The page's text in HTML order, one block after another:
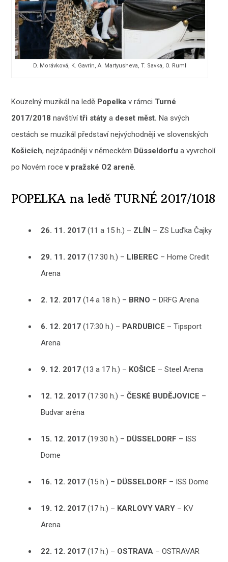
D. Morávková, K. Gavrin, A. Martyusheva, T. Savka, O. Ruml
Kouzelný muzikál na ledě Popelka v rámci Turné
2017/2018 navštívítři státy a deset měst.Na svých
cestách se muzikál představí nejvýchodněji ve slovenských
Košicích, nejzápadněji v německém Düsseldorfu a vyvrcholí
po Novém rocev pražské O2 areně.
POPELKA na ledě TURNÉ 2017/1018
26. 11. 2017(11 a 15 h.) – ZLÍN – ZS Luďka Čajky
29. 11. 2017(17:30 h.) – LIBEREC – Home Credit
Arena
2. 12. 2017(14 a 18 h.) – BRNO – DRFG Arena
6. 12. 2017(17:30 h.) – PARDUBICE – Tipsport
Arena
9. 12. 2017(13 a 17 h.) – KOŠICE – Steel Arena
12. 12. 2017(17:30 h.) – ČESKÉ BUDĚJOVICE –
Budvar aréna
15. 12. 2017(19:30 h.) – DÜSSELDORF – ISS
Dome
16. 12. 2017(15 h.) – DÜSSELDORF – ISS Dome
19. 12. 2017(17 h.) – KARLOVY VARY– KV
Arena
22. 12. 2017(17 h.) – OSTRAVA– OSTRAVAR